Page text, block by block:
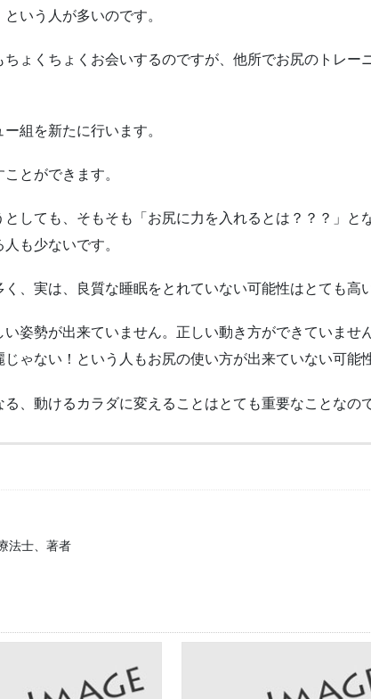
いう人が多いのです。
ょくちょくお会いするのですが、他所でお尻のトレー
組を新たに行います。
とができます。
しても、そもそも「お尻に力を入れるとは？？？」と
も少ないです。
、実は、良質な睡眠をとれていない可能性はとても高
姿勢が出来ていません。正しい動き方ができていません
ゃない！という人もお尻の使い方が出来ていない可能
、動けるカラダに変えることはとても重要なことなの
法士、著者